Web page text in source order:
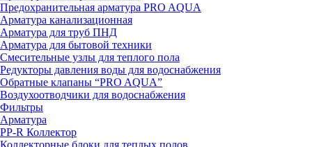
Предохранительная арматура PRO AQUA
Арматура канализационная
Арматура для труб ПНД
Арматура для бытовой техники
Смесительные узлы для теплого пола
Редукторы давления воды для водоснабжения
Обратные клапаны “PRO AQUA”
Воздухоотводчики для водоснабжения
Фильтры
Арматура
PP-R Коллектор
Коллекторные блоки для теплых полов